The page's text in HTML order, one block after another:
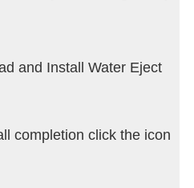
and Install Water Eject
completion click the icon